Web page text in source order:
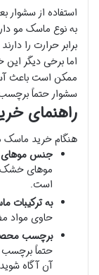
استفاده از
به نوع ماسک مو
برابر حرارت را
اما برخی دیگر این
ممکن است باعث
سشوار حتماً
راهنمای
هنگام خرید ماسک
جنس موهای
موهای خشک
است.
به ترکیبات
حاوی مواد
برچسب
حتماً برچسب
آن آگاه